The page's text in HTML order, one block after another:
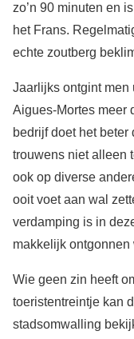
zo’n 90 minuten en
het Frans.
echte zoutberg
Jaarlijks ontgint men
Aigues-Mortes meer
bedrijf doet het
trouwens niet alleen
ook op diverse
ooit voet aan wal
verdamping is in
makkelijk ontgonnen
Wie geen zin heeft
toeristentreintje kan
stadsomwalling